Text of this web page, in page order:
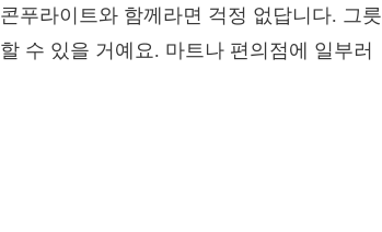
푸라이트와 함께라면 걱정 없답니다. 그릇
수 있을 거예요. 마트나 편의점에 일부러